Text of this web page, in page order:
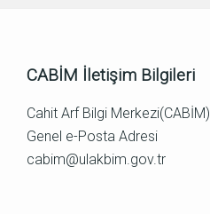
CABİM İletişim Bilgileri
Cahit Arf Bilgi Merkezi(CABİM)
Genel e-Posta Adresi
cabim@ulakbim.gov.tr